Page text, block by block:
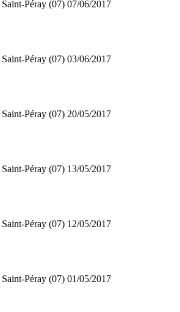
Saint-Péray (07) 07/06/2017
Saint-Péray (07) 03/06/2017
Saint-Péray (07) 20/05/2017
Saint-Péray (07) 13/05/2017
Saint-Péray (07) 12/05/2017
Saint-Péray (07) 01/05/2017